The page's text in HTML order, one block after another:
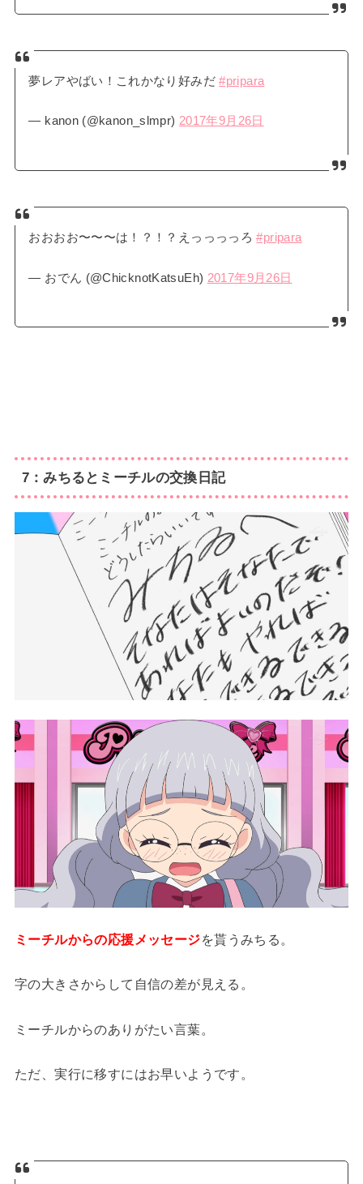
夢レアやばい！これかなり好みだ#pripara
— kanon (@kanon_slmpr) 2017年9月26日
おおおお〜〜〜は！？！？えっっっっろ#pripara
— おでん (@ChicknotKatsuEh) 2017年9月26日
7：みちるとミーチルの交換日記
ミーチルからの応援メッセージを貰うみちる。
字の大きさからして自信の差が見える。
ミーチルからのありがたい言葉。
ただ、実行に移すにはお早いようです。